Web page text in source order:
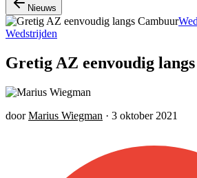
Nieuws
Wedstrijden
Gretig AZ eenvoudig
door Marius Wiegman · 3 oktober 2021